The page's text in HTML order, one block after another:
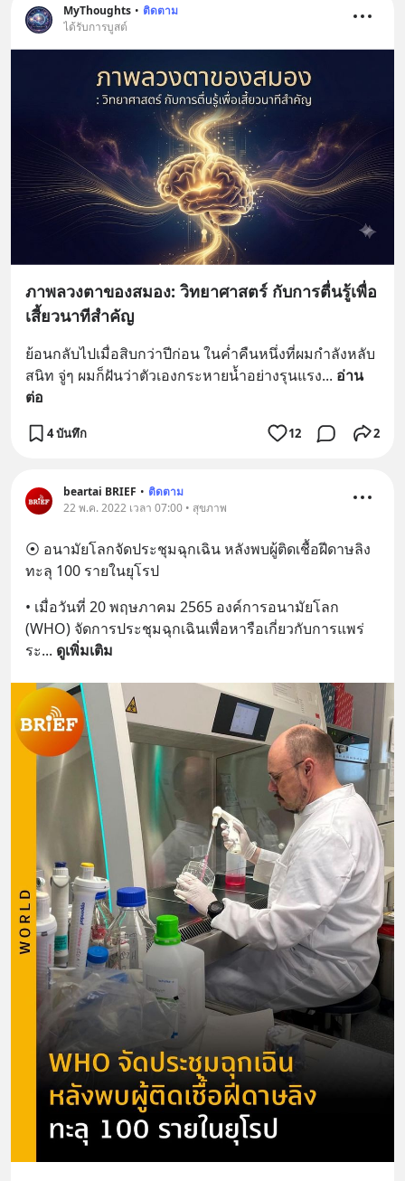
MyThoughts • ติดตาม
ได้รับการบูสต์
ภาพลวงตาของสมอง: วิทยาศาสตร์ กับการตื่นรู้เพื่อ
เสี้ยวนาทีสำคัญ
ย้อนกลับไปเมื่อสิบกว่าปีก่อน ในค่ำคืนหนึ่งที่ผมกำลังหลับ
สนิท จู่ๆ ผมก็ฝันว่าตัวเองกระหายน้ำอย่างรุนแรง... อ่าน
ต่อ
4 บันทึก 12 2
beartai BRIEF • ติดตาม
22 พ.ค. 2022 เวลา 07:00 • สุขภาพ
⦿ อนามัยโลกจัดประชุมฉุกเฉิน หลังพบผู้ติดเชื้อฝีดาษลิง
ทะลุ 100 รายในยุโรป
• เมื่อวันที่ 20 พฤษภาคม 2565 องค์การอนามัยโลก
(WHO) จัดการประชุมฉุกเฉินเพื่อหารือเกี่ยวกับการแพร่
ระ... ดูเพิ่มเติม